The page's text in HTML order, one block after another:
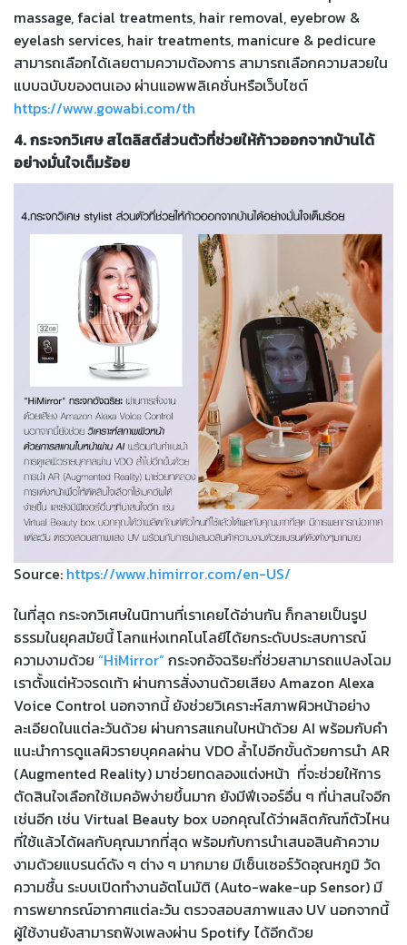
massage, facial treatments, hair removal, eyebrow &
eyelash services, hair treatments, manicure & pedicure
สามารถเลือกได้เลยตามความต้องการ สามารถเลือกความสวยใน
แบบฉบับของตนเอง ผ่านแอพพลิเคชั่นหรือเว็บไซต์
https://www.gowabi.com/th
4. กระจกวิเศษ สไตลิสต์ส่วนตัวที่ช่วยให้ก้าวออกจากบ้านได้
อย่างมั่นใจเต็มร้อย
Source: https://www.himirror.com/en-US/
ในที่สุด กระจกวิเศษในนิทานที่เราเคยได้อ่านกัน ก็กลายเป็นรูป
ธรรมในยุคสมัยนี้ โลกแห่งเทคโนโลยีได้ยกระดับประสบการณ์
ความงามด้วย “HiMirror”กระจกอัจฉริยะที่ช่วยสามารถแปลงโฉม
เราตั้งแต่หัวจรดเท้า ผ่านการสั่งงานด้วยเสียง Amazon Alexa
Voice Control นอกจากนี้ ยังช่วยวิเคราะห์สภาพผิวหน้าอย่าง
ละเอียดในแต่ละวันด้วย ผ่านการสแกนใบหน้าด้วย AI พร้อมกับคำ
แนะนำการดูแลผิวรายบุคคลผ่าน VDO ล้ำไปอีกขั้นด้วยการนำ AR
(Augmented Reality) มาช่วยทดลองแต่งหน้า ที่จะช่วยให้การ
ตัดสินใจเลือกใช้เมคอัพง่ายขึ้นมาก ยังมีฟีเจอร์อื่น ๆ ที่น่าสนใจอีก
เช่นอีก เช่น Virtual Beauty box บอกคุณได้ว่าผลิตภัณฑ์ตัวไหน
ที่ใช้แล้วได้ผลกับคุณมากที่สุด พร้อมกับการนำเสนอสินค้าความ
งามด้วยแบรนด์ดัง ๆ ต่าง ๆ มากมาย มีเซ็นเซอร์วัดอุณหภูมิ วัด
ความชื้น ระบบเปิดทำงานอัตโนมัติ (Auto-wake-up Sensor) มี
การพยากรณ์อากาศแต่ละวัน ตรวจสอบสภาพแสง UV นอกจากนี้
ผู้ใช้งานยังสามารถฟังเพลงผ่าน Spotify ได้อีกด้วย